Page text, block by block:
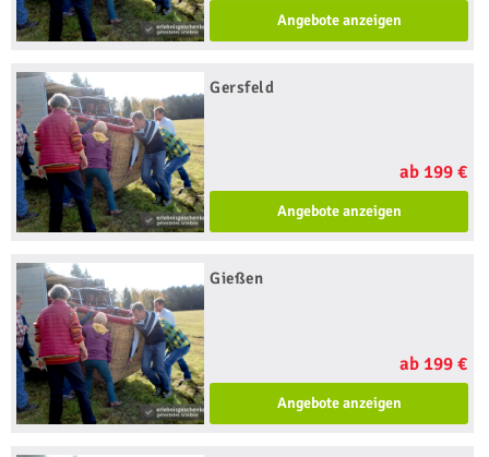
Angebote anzeigen
Gersfeld
ab 199 €
Angebote anzeigen
Gießen
ab 199 €
Angebote anzeigen